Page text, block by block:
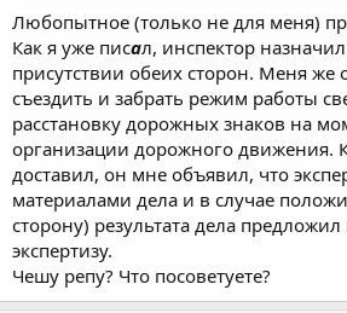
Любопытное (только не для меня)
Как я уже писал, инспектор назначил
присутствии обеих сторон. Меня же
съездить и забрать режим работы
расстановку дорожных знаков на
организации дорожного движения.
доставил, он мне объявил, что
материалами дела и в случае
сторону) результата дела
экспертизу.
Чешу репу? Что посоветуете?